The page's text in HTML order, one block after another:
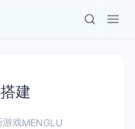
建
游戏MENGLU